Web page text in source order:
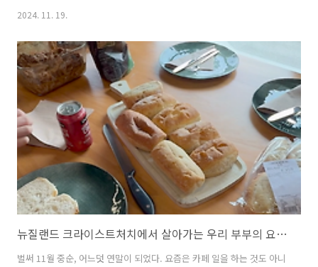
아침처럼 추운 곳이 바로 크라이스트처치이다. 뉴질랜드 또한 한국처럼
은 지금 한창 추워지기 시작하는 겨울의 시작이지만, 이곳은 곧 여름이
시작된다. 뉴질랜드의 봄은 9월부터 11월이며 12월부터 2월까지는 여
름, 3월부터 5월은 가을, 6월부터 8월까지는 겨울이다. 하지만 한국처럼
사계절의 날씨가 극단적으로 다르지는 않다. 한겨울 최저 기온이 0도 주
변에서 머무는 정도이고 겨울에 아무리 추워도 도시 안에서 눈 내리는 모
습을 보는..
2024. 11. 19.
뉴질랜드 크라이스트처치에서 살아가는 우리 부부의 요즘 일상_ 뉴질랜드 직장인 라이프_ 이민생활
벌써 11월 중순, 어느덧 연말이 되었다. 요즘은 카페 일을 하는 것도 아니